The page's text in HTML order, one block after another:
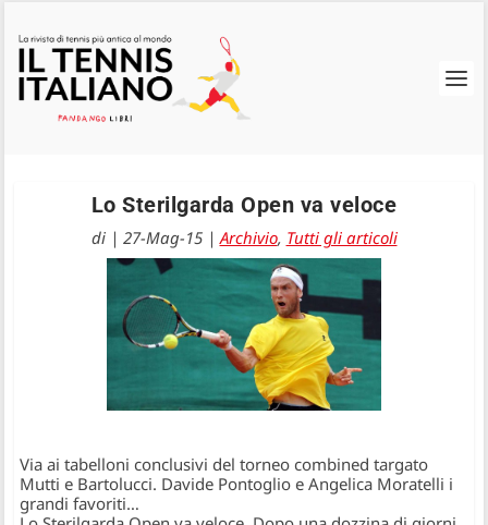
Lo Sterilgarda Open va veloce
di | 27-Mag-15|Archivio, Tutti gli articoli
Via ai tabelloni conclusivi del torneo combined targato
Mutti e Bartolucci. Davide Pontoglio e Angelica Moratelli i
grandi favoriti…